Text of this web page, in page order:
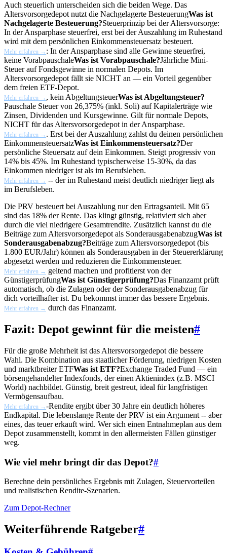
Auch steuerlich unterscheiden sich die beiden Wege. Das
Altersvorsorgedepot nutzt die Nachgelagerte BesteuerungWas ist
Nachgelagerte Besteuerung?Steuerprinzip bei der Altersvorsorge:
In der Ansparphase steuerfrei, erst bei der Auszahlung im Ruhestand
wird mit dem persönlichen Einkommensteuersatz besteuert.
Mehr erfahren → : In der Ansparphase sind alle Gewinne steuerfrei,
keine VorabpauschaleWas ist Vorabpauschale?Jährliche Mini-
Steuer auf Fondsgewinne in normalen Depots. Im
Altersvorsorgedepot fällt sie NICHT an — ein Vorteil gegenüber
dem freien ETF-Depot.
Mehr erfahren → , kein AbgeltungsteuerWas ist Abgeltungsteuer?
Pauschale Steuer von 26,375% (inkl. Soli) auf Kapitalerträge wie
Zinsen, Dividenden und Kursgewinne. Gilt für normale Depots,
NICHT für das Altersvorsorgedepot in der Ansparphase.
Mehr erfahren → . Erst bei der Auszahlung zahlst du deinen persönlichen
EinkommensteuersatzWas ist Einkommensteuersatz?Der
persönliche Steuersatz auf dein Einkommen. Steigt progressiv von
14% bis 45%. Im Ruhestand typischerweise 15-30%, da das
Einkommen niedriger ist als im Berufsleben.
Mehr erfahren → -- der im Ruhestand meist deutlich niedriger liegt als
im Berufsleben.
Die PRV besteuert bei Auszahlung nur den Ertragsanteil. Mit 65
sind das 18% der Rente. Das klingt günstig, relativiert sich aber
durch die viel niedrigere Gesamtrendite. Zusätzlich kannst du die
Beiträge zum Altersvorsorgedepot als SonderausgabenabzugWas ist
Sonderausgabenabzug?Beiträge zum Altersvorsorgedepot (bis
1.800 EUR/Jahr) können als Sonderausgaben in der Steuererklärung
abgesetzt werden und reduzieren die Einkommensteuer.
Mehr erfahren → geltend machen und profitierst von der
GünstigerprüfungWas ist Günstigerprüfung?Das Finanzamt prüft
automatisch, ob die Zulagen oder der Sonderausgabenabzug für
dich vorteilhafter ist. Du bekommst immer das bessere Ergebnis.
Mehr erfahren → durch das Finanzamt.
Fazit: Depot gewinnt für die meisten#
Für die große Mehrheit ist das Altersvorsorgedepot die bessere
Wahl. Die Kombination aus staatlicher Förderung, niedrigen Kosten
und marktbreiterETFWas ist ETF?Exchange Traded Fund — ein
börsengehandelter Indexfonds, der einen Aktienindex (z.B. MSCI
World) nachbildet. Günstig, breit gestreut, ideal für langfristigen
Vermögensaufbau.
Mehr erfahren →-Rendite ergibt über 30 Jahre ein deutlich höheres
Endkapital. Die lebenslange Rente der PRV ist ein Argument -- aber
eines, das teuer erkauft wird. Wer sich einen Entnahmeplan aus dem
Depot zusammenstellt, kommt in den allermeisten Fällen günstiger
weg.
Wie viel mehr bringt dir das Depot?#
Berechne dein persönliches Ergebnis mit Zulagen, Steuervorteilen
und realistischen Rendite-Szenarien.
Zum Depot-Rechner
Weiterführende Ratgeber#